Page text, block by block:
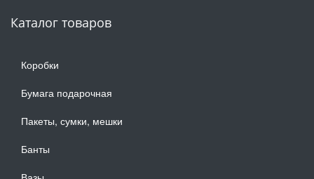
Каталог товаров
Коробки
Бумага подарочная
Пакеты, сумки, мешки
Банты